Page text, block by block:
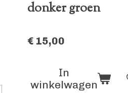
donker groen
€ 15,00
In
winkelwagen